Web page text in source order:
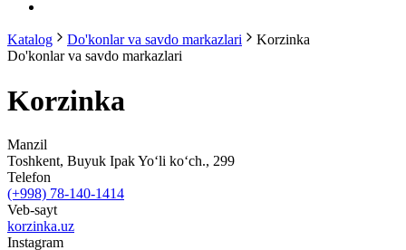
Katalog Do'konlar va savdo markazlari
Korzinka
Do'konlar va savdo markazlari
Korzinka
Manzil
Toshkent, Buyuk Ipak Yo‘li ko‘ch., 299
Telefon
(+998) 78-140-1414
Veb-sayt
korzinka.uz
Instagram